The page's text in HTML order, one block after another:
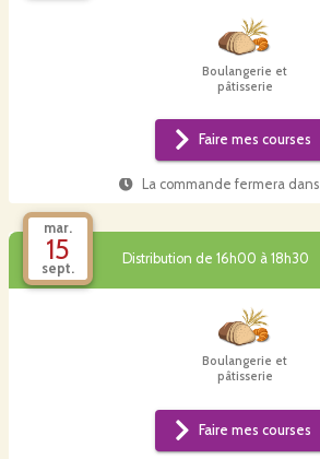
Boulangerie et
pâtisserie
Faire mes courses
La commande fermera dans
mar.
15
sept.
Distribution de 16h00 à 18h30
Boulangerie et
pâtisserie
Faire mes courses